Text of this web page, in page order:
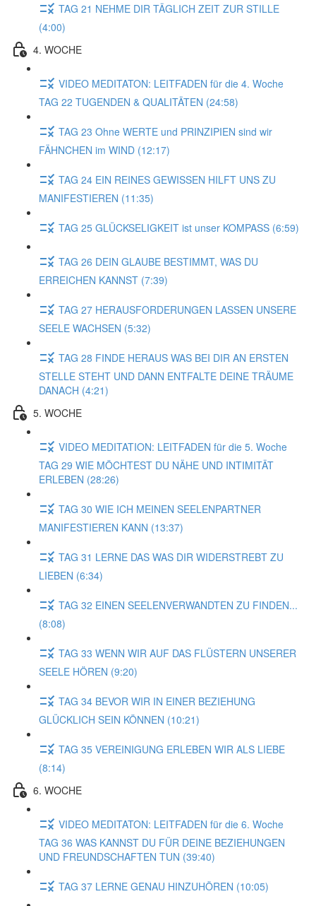
TAG 21 NEHME DIR TÄGLICH ZEIT ZUR STILLE
(4:00)
4. WOCHE
VIDEO MEDITATON: LEITFADEN für die 4. Woche
TAG 22 TUGENDEN & QUALITÄTEN (24:58)
TAG 23 Ohne WERTE und PRINZIPIEN sind wir
FÄHNCHEN im WIND (12:17)
TAG 24 EIN REINES GEWISSEN HILFT UNS ZU
MANIFESTIEREN (11:35)
TAG 25 GLÜCKSELIGKEIT ist unser KOMPASS (6:59)
TAG 26 DEIN GLAUBE BESTIMMT, WAS DU
ERREICHEN KANNST (7:39)
TAG 27 HERAUSFORDERUNGEN LASSEN UNSERE
SEELE WACHSEN (5:32)
TAG 28 FINDE HERAUS WAS BEI DIR AN ERSTEN
STELLE STEHT UND DANN ENTFALTE DEINE TRÄUME
DANACH (4:21)
5. WOCHE
VIDEO MEDITATION: LEITFADEN für die 5. Woche
TAG 29 WIE MÖCHTEST DU NÄHE UND INTIMITÄT
ERLEBEN (28:26)
TAG 30 WIE ICH MEINEN SEELENPARTNER
MANIFESTIEREN KANN (13:37)
TAG 31 LERNE DAS WAS DIR WIDERSTREBT ZU
LIEBEN (6:34)
TAG 32 EINEN SEELENVERWANDTEN ZU FINDEN...
(8:08)
TAG 33 WENN WIR AUF DAS FLÜSTERN UNSERER
SEELE HÖREN (9:20)
TAG 34 BEVOR WIR IN EINER BEZIEHUNG
GLÜCKLICH SEIN KÖNNEN (10:21)
TAG 35 VEREINIGUNG ERLEBEN WIR ALS LIEBE
(8:14)
6. WOCHE
VIDEO MEDITATON: LEITFADEN für die 6. Woche
TAG 36 WAS KANNST DU FÜR DEINE BEZIEHUNGEN
UND FREUNDSCHAFTEN TUN (39:40)
TAG 37 LERNE GENAU HINZUHÖREN (10:05)